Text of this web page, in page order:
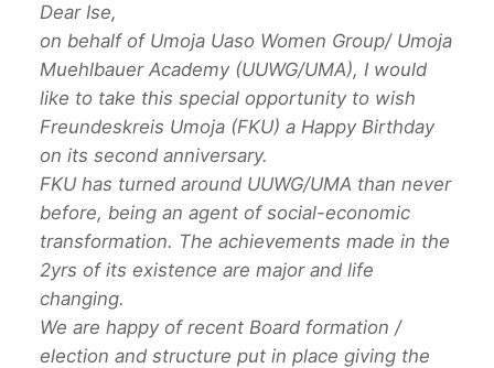
Dear Ise,
on behalf of Umoja Uaso Women Group/ Umoja
Muehlbauer Academy (UUWG/UMA), I would
like to take this special opportunity to wish
Freundeskreis Umoja (FKU) a Happy Birthday
on its second anniversary.
FKU has turned around UUWG/UMA than never
before, being an agent of social-economic
transformation. The achievements made in the
2yrs of its existence are major and life
changing.
We are happy of recent Board formation /
election and structure put in place giving the